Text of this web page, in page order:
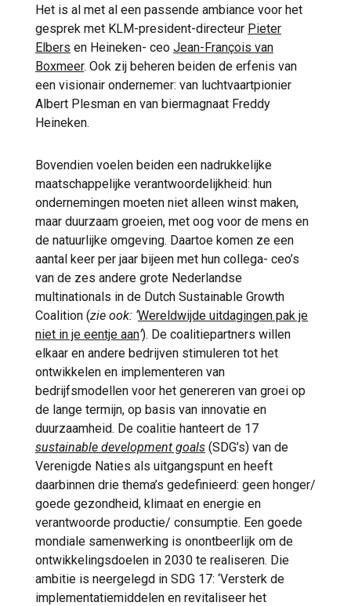
Het is al met al een passende ambiance voor het
gesprek met KLM-president-directeur Pieter
Elbers en Heineken- ceo Jean-François van
Boxmeer. Ook zij beheren beiden de erfenis van
een visionair ondernemer: van luchtvaartpionier
Albert Plesman en van biermagnaat Freddy
Heineken.
Bovendien voelen beiden een nadrukkelijke
maatschappelijke verantwoordelijkheid: hun
ondernemingen moeten niet alleen winst maken,
maar duurzaam groeien, met oog voor de mens en
de natuurlijke omgeving. Daartoe komen ze een
aantal keer per jaar bijeen met hun collega- ceo’s
van de zes andere grote Nederlandse
multinationals in de Dutch Sustainable Growth
Coalition (zie ook: ‘Wereldwijde uitdagingen pak je
niet in je eentje aan’). De coalitiepartners willen
elkaar en andere bedrijven stimuleren tot het
ontwikkelen en implementeren van
bedrijfsmodellen voor het genereren van groei op
de lange termijn, op basis van innovatie en
duurzaamheid. De coalitie hanteert de 17
sustainable development goals (SDG’s) van de
Verenigde Naties als uitgangspunt en heeft
daarbinnen drie thema’s gedefinieerd: geen honger/
goede gezondheid, klimaat en energie en
verantwoorde productie/ consumptie. Een goede
mondiale samenwerking is onontbeerlijk om de
ontwikkelingsdoelen in 2030 te realiseren. Die
ambitie is neergelegd in SDG 17: ‘Versterk de
implementatiemiddelen en revitaliseer het